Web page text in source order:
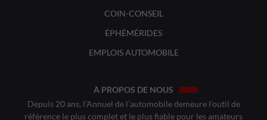
COIN-CONSEIL
ÉPHÉMÉRIDES
EMPLOIS AUTOMOBILE
À PROPOS DE NOUS
Depuis 20 ans, l’Annuel de l’automobile demeure l’outil de
référence le plus complet et le plus fiable pour les amateurs